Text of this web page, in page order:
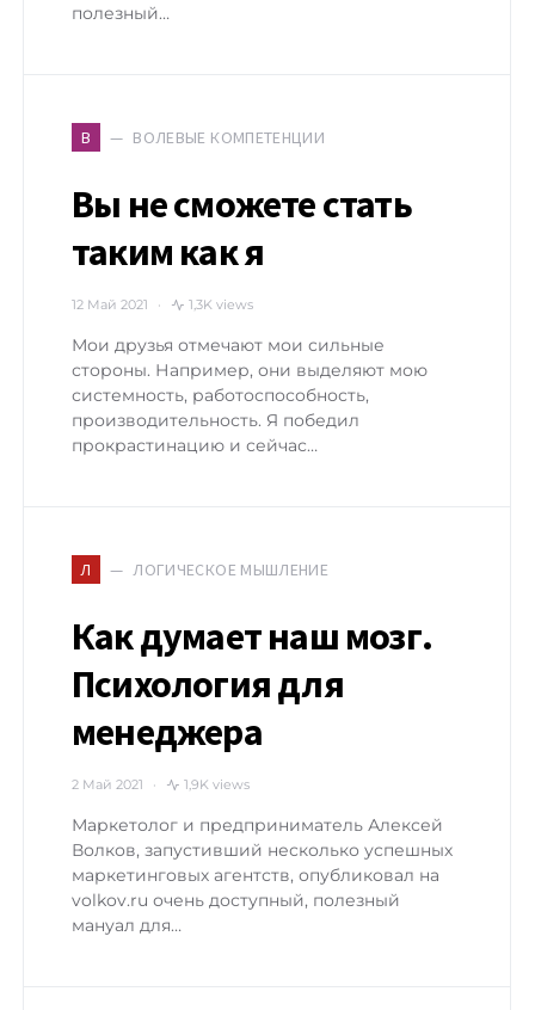
полезный…
В ВОЛЕВЫЕ КОМПЕТЕНЦИИ
Вы не сможете стать
таким как я
12 Май 2021 1,3K views
Мои друзья отмечают мои сильные
стороны. Например, они выделяют мою
системность, работоспособность,
производительность. Я победил
прокрастинацию и сейчас…
Л ЛОГИЧЕСКОЕ МЫШЛЕНИЕ
Как думает наш мозг.
Психология для
менеджера
2 Май 2021 1,9K views
Маркетолог и предприниматель Алексей
Волков, запустивший несколько успешных
маркетинговых агентств, опубликовал на
volkov.ru очень доступный, полезный
мануал для…